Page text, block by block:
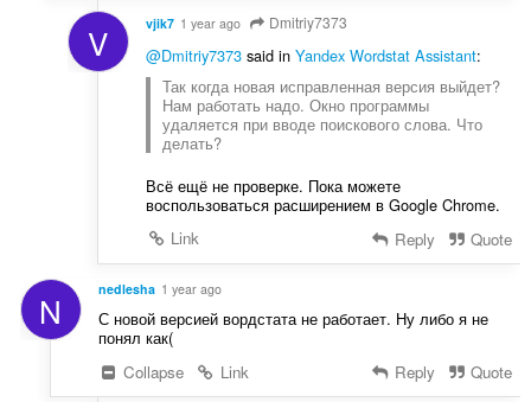
V vjik7 1 year ago Dmitriy7373
@Dmitriy7373said in Yandex Wordstat Assistant:
Так когда новая исправленная версия выйдет?
Нам работать надо. Окно программы
удаляется при вводе поискового слова. Что
делать?
Всё ещё не проверке. Пока можете
воспользоваться расширением в Google Chrome.
Link
Reply Quote
N nedlesha 1 year ago
С новой версией вордстата не работает. Ну либо я не
понял как(
Collapse
Link Reply Quote